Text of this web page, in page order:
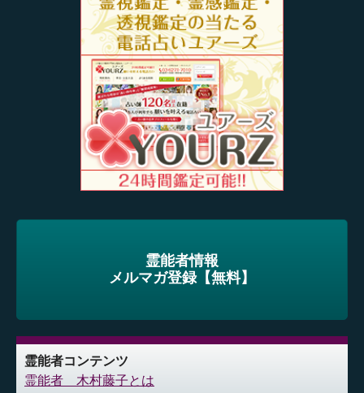
霊能者情報
メルマガ登録【無料】
霊能者コンテンツ
霊能者 木村藤子とは